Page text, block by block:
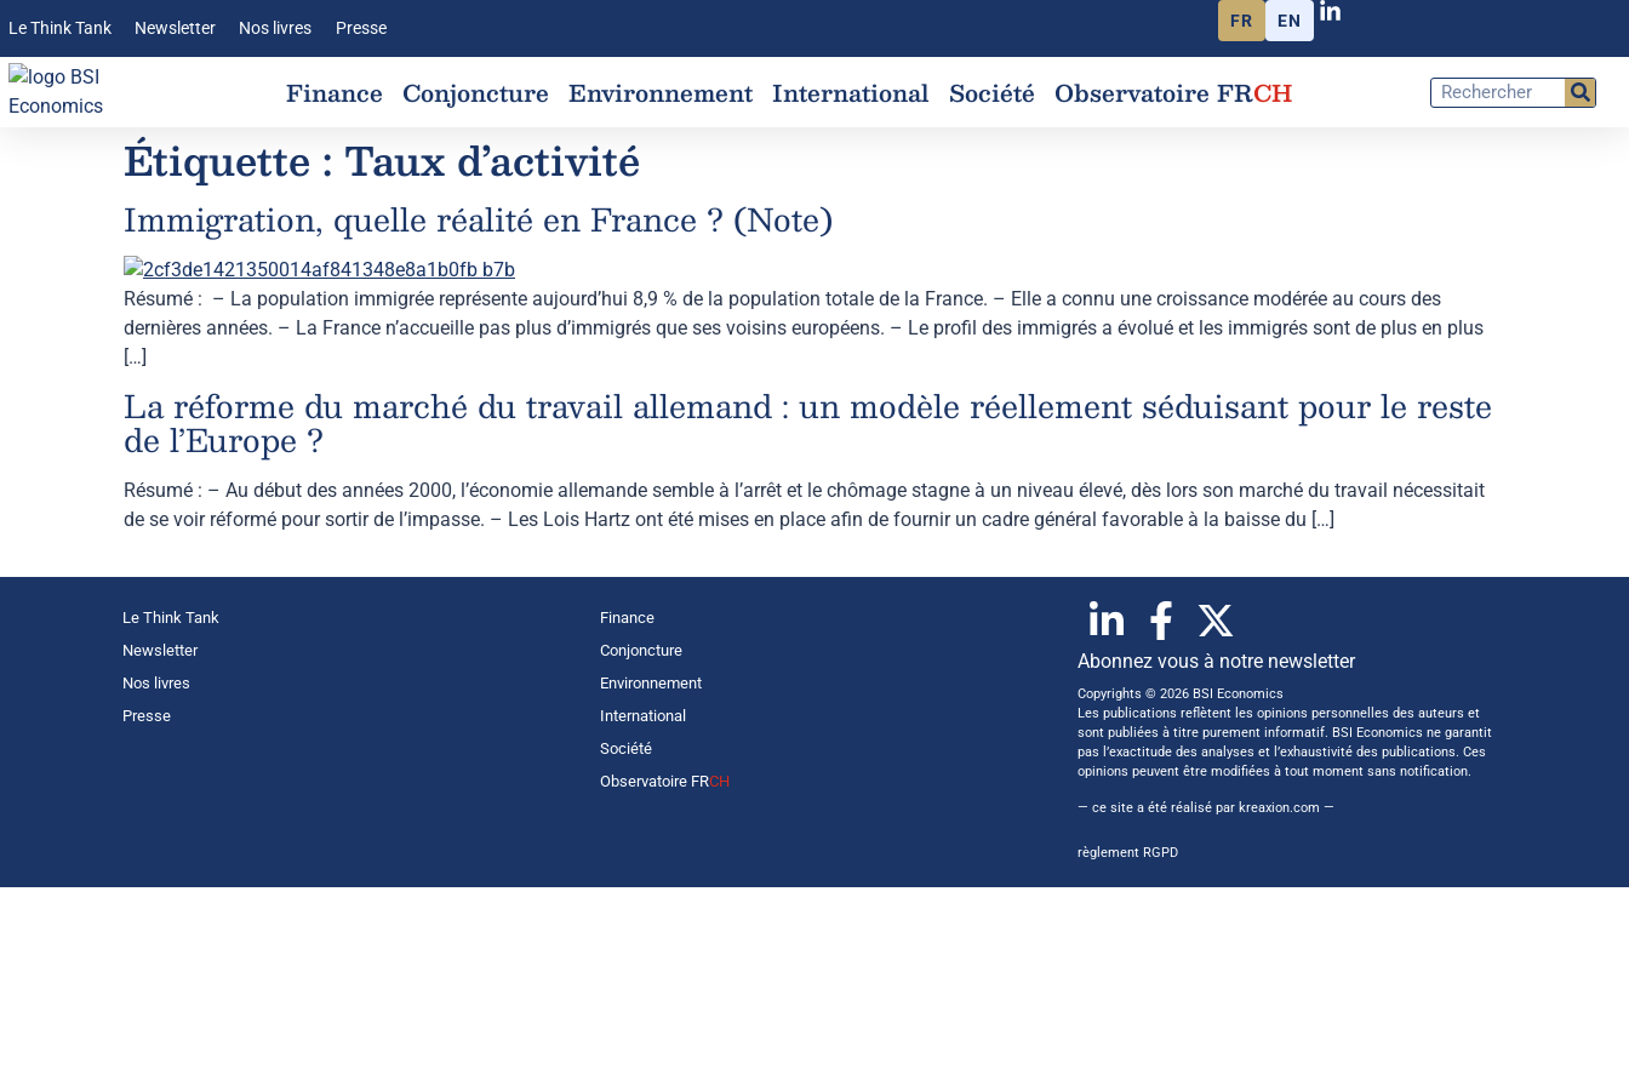
Le Think Tank Newsletter Nos livres Presse FR EN
Finance Conjoncture Environnement International Société Observatoire FRCH
Étiquette : Taux d’activité
Immigration, quelle réalité en France ? (Note)
Résumé : – La population immigrée représente aujourd’hui 8,9 % de la population totale de la France. – Elle a connu une croissance modérée au cours des
dernières années. – La France n’accueille pas plus d’immigrés que ses voisins européens. – Le profil des immigrés a évolué et les immigrés sont de plus en plus
[…]
La réforme du marché du travail allemand : un modèle réellement séduisant pour le reste
de l’Europe ?
Résumé : – Au début des années 2000, l’économie allemande semble à l’arrêt et le chômage stagne à un niveau élevé, dès lors son marché du travail nécessitait
de se voir réformé pour sortir de l’impasse. – Les Lois Hartz ont été mises en place afin de fournir un cadre général favorable à la baisse du […]
Le Think Tank
Newsletter
Nos livres
Presse
Finance
Conjoncture
Environnement
International
Société
Observatoire FRCH
Abonnez vous à notre newsletter
Copyrights © 2026 BSI Economics
Les publications reflètent les opinions personnelles des auteurs et
sont publiées à titre purement informatif. BSI Economics ne garantit
pas l’exactitude des analyses et l’exhaustivité des publications. Ces
opinions peuvent être modifiées à tout moment sans notification.
— ce site a été réalisé par kreaxion.com —
règlement RGPD